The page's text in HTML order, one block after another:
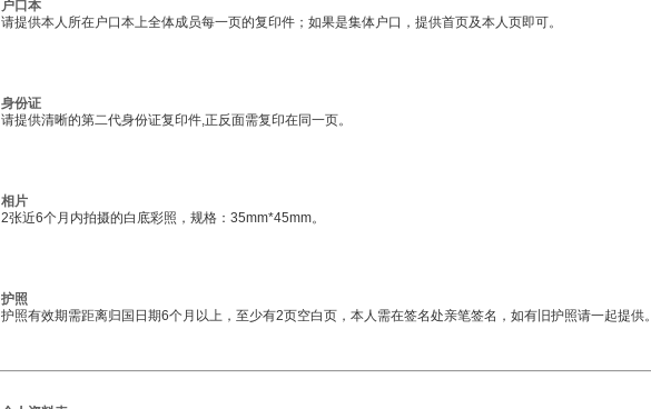
户口本
请提供本人所在户口本上全体成员每一页的复印件；如果是集体户口，提供首页及本人页即可。
身份证
请提供清晰的第二代身份证复印件,正反面需复印在同一页。
相片
2张近6个月内拍摄的白底彩照，规格：35mm*45mm。
护照
护照有效期需距离归国日期6个月以上，至少有2页空白页，本人需在签名处亲笔签名，如有旧护照请一起提供。